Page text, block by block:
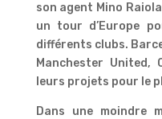
son agent Mino
un tour d’Europe
différents clubs.
Manchester United,
leurs projets pour le
Dans une moindre